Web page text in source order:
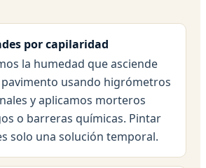
por capilaridad
la humedad que asciende
pavimento usando higrómetros
y aplicamos morteros
o barreras químicas. Pintar
solo una solución temporal.